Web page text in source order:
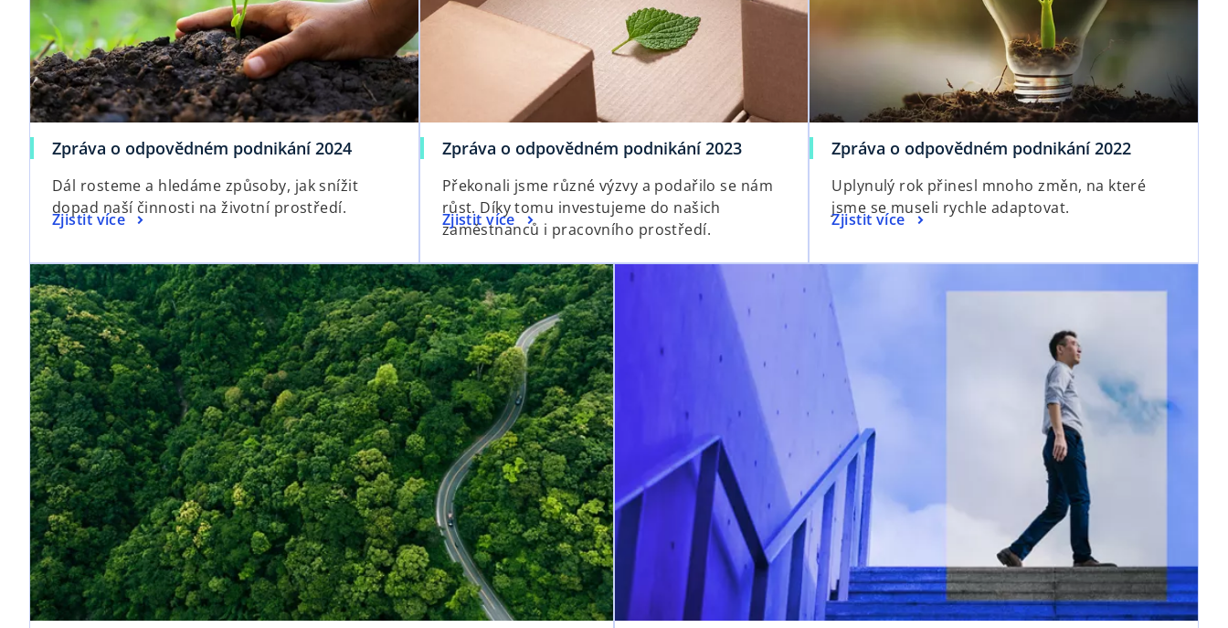
Zpráva o odpovědném podnikání 2024
Dál rosteme a hledáme způsoby, jak snížit
dopad naší činnosti na životní prostředí.
Zjistit více
Zpráva o odpovědném podnikání 2023
Překonali jsme různé výzvy a podařilo se nám
růst. Díky tomu investujeme do našich
zaměstnanců i pracovního prostředí.
Zjistit více
Zpráva o odpovědném podnikání 2022
Uplynulý rok přinesl mnoho změn, na které
jsme se museli rychle adaptovat.
Zjistit více